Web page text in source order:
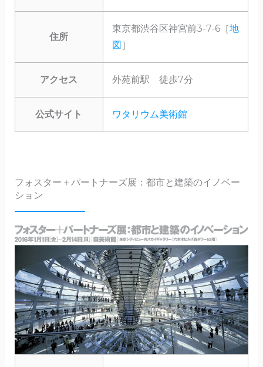
住所
東京都渋谷区神宮前3-7-6［地
図］
アクセス 外苑前駅 徒歩7分
公式サイト ワタリウム美術館
フォスター＋パートナーズ展：都市と建築のイノベー
ション